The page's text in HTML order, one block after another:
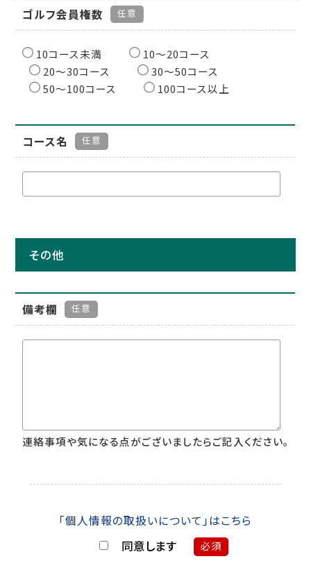
ゴルフ会員権数 任意
10コース未満
10〜20コース
20〜30コース
30〜50コース
50〜100コース
100コース以上
コース名 任意
その他
備考欄 任意
連絡事項や気になる点がございましたらご記入ください。
「個人情報の取扱いについて」はこちら
同意します 必須